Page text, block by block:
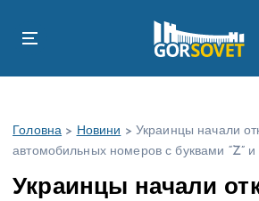
Головна > Новини > Украинцы начали
автомобильных номеров с буквами “Z” и
Украинцы начали